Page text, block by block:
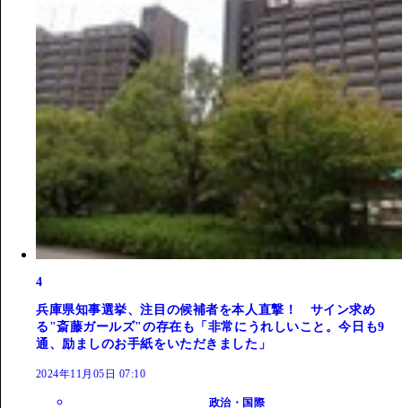
4
兵庫県知事選挙、注目の候補者を本人直撃！ サイン求め
る"斎藤ガールズ"の存在も「非常にうれしいこと。今日も9
通、励ましのお手紙をいただきました」
2024年11月05日 07:10
政治・国際